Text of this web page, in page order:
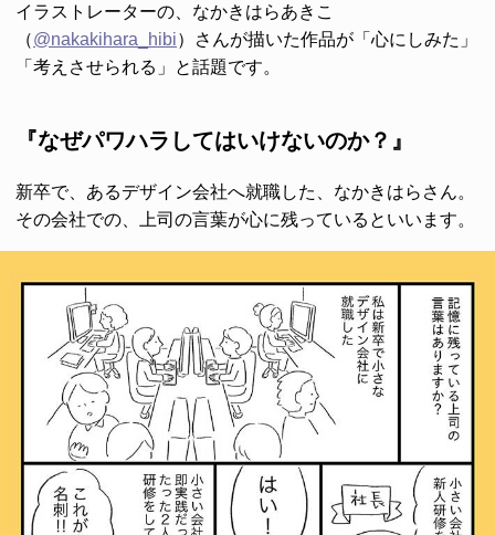
イラストレーターの、なかきはらあきこ
（@nakakihara_hibi）さんが描いた作品が「心にしみた」
「考えさせられる」と話題です。
『なぜパワハラしてはいけないのか？』
新卒で、あるデザイン会社へ就職した、なかきはらさん。
その会社での、上司の言葉が心に残っているといいます。